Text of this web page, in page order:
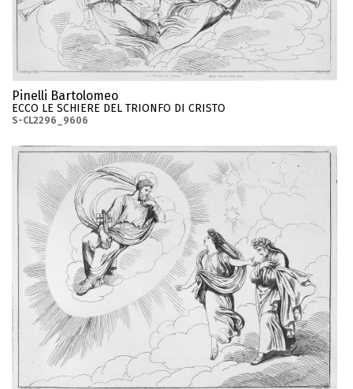
Pinelli Bartolomeo
ECCO LE SCHIERE DEL TRIONFO DI CRISTO
S-CL2296_9606